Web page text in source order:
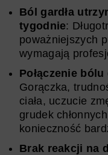
Ból gardła
tygodnie:
poważniejszych
wymagają
Połączenie
Gorączka,
ciała, uczucie
grudek
konieczność
Brak reakcji na